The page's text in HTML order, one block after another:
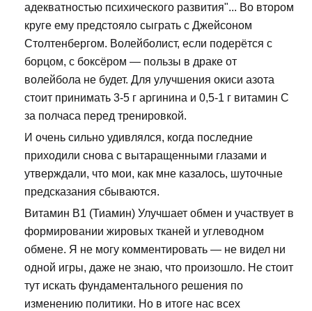
адекватностью психического развития"... Во втором
круге ему предстояло сыграть с Джейсоном
Столтенбергом. Волейболист, если подерётся с
борцом, с боксёром — пользы в драке от
волейбола не будет. Для улучшения окиси азота
стоит принимать 3-5 г аргинина и 0,5-1 г витамин С
за полчаса перед тренировкой.
И очень сильно удивлялся, когда последние
приходили снова с вытаращенными глазами и
утверждали, что мои, как мне казалось, шуточные
предсказания сбываются.
Витамин В1 (Тиамин) Улучшает обмен и участвует в
формировании жировых тканей и углеводном
обмене. Я не могу комментировать — не видел ни
одной игры, даже не знаю, что произошло. Не стоит
тут искать фундаментального решения по
изменению политики. Но в итоге нас всех